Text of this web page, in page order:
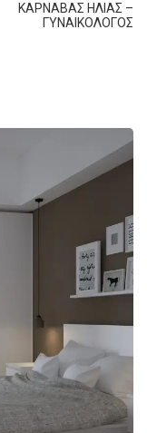
ΚΑΡΝΑΒΑΣ ΗΛΙΑΣ –
ΓΥΝΑΙΚΟΛΟΓΟΣ